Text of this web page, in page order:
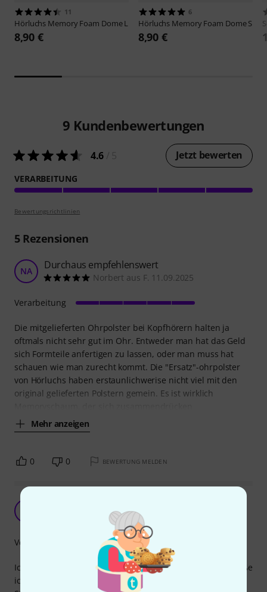
11
Hörluchs Memory Foam Dome L
8,90 €
6
Hörluchs Memory Foam Dome S
8,90 €
9 Kundenbewertungen
4.6 Jetzt bewerten
VERARBEITUNG
Bewertungsrichtlinien
5Rezensionen
NA Durchaus empfehlenswert
Norbert aus F. 11.09.2025
Die mitgelieferten Ohrpolster bei Kopfhörern halten ja
oftmals nicht sehr gut im Ohr. Entweder man hat das Geld
sich Formteile anfertigen zu lassen, oder man muss hat
schauen wie man zurecht kommt. Die "Ersatz"-ohrpolster
von Hörluchs haben erstaunlichwerise nicht viel mit den
original gelieferten Polstern gemein. Es ist wirklich
Mehr anzeigen
Verarbeitung
0 0 BEWERTUNG MELDEN
Letsdrinklemonade 29.02.2024
Ich konnte leider vorher nicht gut einschätzen welche Größe
ich brauche aber hat am Ende doch gepasst. Nutze die
Verarbeitung